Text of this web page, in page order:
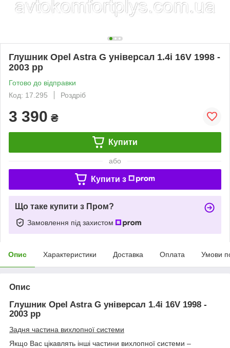
Глушник Opel Astra G універсал 1.4i 16V 1998 -
2003 рр
Готово до відправки
Код: 17.295
Роздріб
3 390 ₴
Купити
або
Купити з
Що таке купити з Пром?
Замовлення під захистом
Опис Характеристики Доставка Оплата Умови
Опис
Глушник Opel Astra G універсал 1.4i 16V 1998 -
2003 рр
Задня частина вихлопної системи
Якщо Вас цікавлять інші частини вихлопної системи –